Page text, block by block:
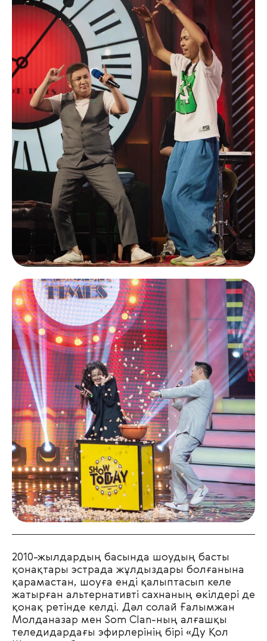
2010-жылдардың басында шоудың басты
қонақтары эстрада жұлдыздары болғанына
қарамастан, шоуға енді қалыптасып келе
жатырған альтернативті сахнаның өкілдері де
қонақ ретінде келді. Дәл солай Ғалымжан
Молданазар мен Som Clan-ның алғашқы
теледидардағы эфирлерінің бірі «Ду Қол